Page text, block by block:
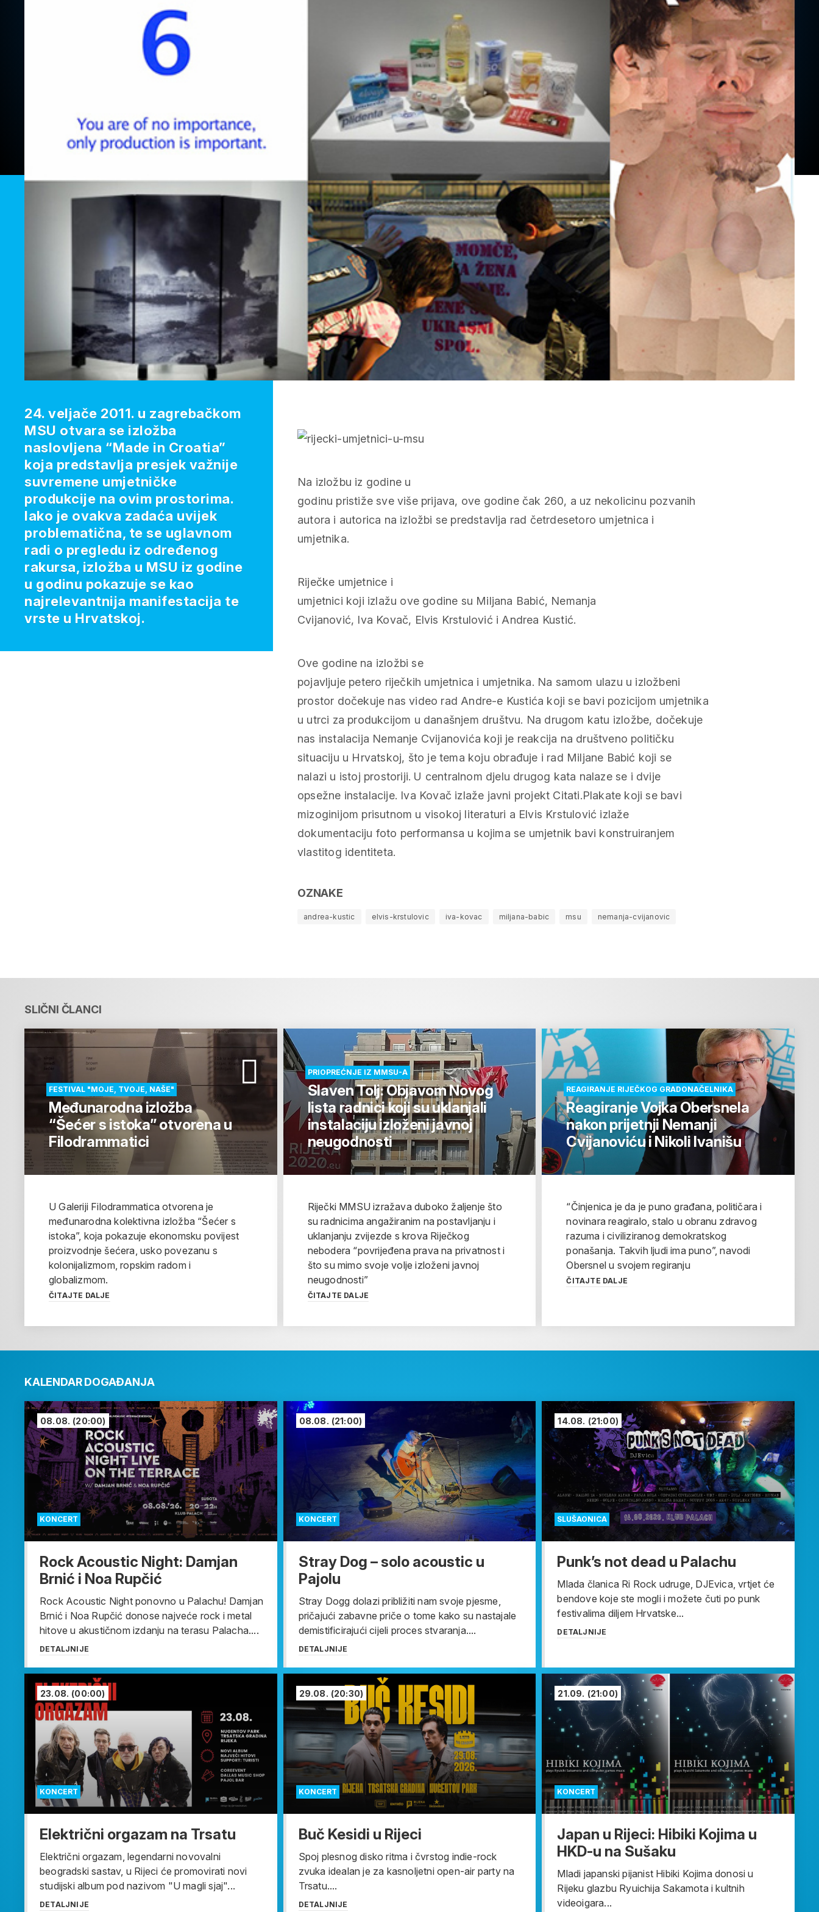
Na izložbu iz godine u
godinu pristiže sve više prijava, ove godine čak 260, a uz nekolicinu pozvanih
autora i autorica na izložbi se predstavlja rad četrdesetoro umjetnica i
umjetnika.
Riječke umjetnice i
umjetnici koji izlažu ove godine su Miljana Babić, Nemanja
Cvijanović, Iva Kovač, Elvis Krstulović i Andrea Kustić.
Ove godine na izložbi se
pojavljuje petero riječkih umjetnica i umjetnika. Na samom ulazu u izložbeni
prostor dočekuje nas video rad Andre-e Kustića koji se bavi pozicijom umjetnika
u utrci za produkcijom u današnjem društvu. Na drugom katu izložbe, dočekuje
nas instalacija Nemanje Cvijanovića koji je reakcija na društveno političku
situaciju u Hrvatskoj, što je tema koju obrađuje i rad Miljane Babić koji se
nalazi u istoj prostoriji. U centralnom djelu drugog kata nalaze se i dvije
opsežne instalacije. Iva Kovač izlaže javni projekt Citati.Plakate koji se bavi
mizoginijom prisutnom u visokoj literaturi a Elvis Krstulović izlaže
dokumentaciju foto performansa u kojima se umjetnik bavi konstruiranjem
vlastitog identiteta.
OZNAKE
andrea-kustic elvis-krstulovic iva-kovac miljana-babic msu nemanja-cvijanovic
24. veljače 2011. u zagrebačkom
MSU otvara se izložba
naslovljena “Made in Croatia”
koja predstavlja presjek važnije
suvremene umjetničke
produkcije na ovim prostorima.
Iako je ovakva zadaća uvijek
problematična, te se uglavnom
radi o pregledu iz određenog
rakursa, izložba u MSU iz godine
u godinu pokazuje se kao
najrelevantnija manifestacija te
vrste u Hrvatskoj.
SLIČNI ČLANCI
FESTIVAL "MOJE, TVOJE, NAŠE"
Međunarodna izložba
“Šećer s istoka” otvorena u
Filodrammatici
U Galeriji Filodrammatica otvorena je
međunarodna kolektivna izložba “Šećer s
istoka”, koja pokazuje ekonomsku povijest
proizvodnje šećera, usko povezanu s
kolonijalizmom, ropskim radom i
globalizmom.
ČITAJTE DALJE
PRIOPREĆNJE IZ MMSU-A
Slaven Tolj: Objavom Novog
lista radnici koji su uklanjali
instalaciju izloženi javnoj
neugodnosti
Riječki MMSU izražava duboko žaljenje što
su radnicima angažiranim na postavljanju i
uklanjanju zvijezde s krova Riječkog
nebodera “povrijeđena prava na privatnost i
što su mimo svoje volje izloženi javnoj
neugodnosti”
ČITAJTE DALJE
REAGIRANJE RIJEČKOG GRADONAČELNIKA
Reagiranje Vojka Obersnela
nakon prijetnji Nemanji
Cvijanoviću i Nikoli Ivanišu
“Činjenica je da je puno građana, političara i
novinara reagiralo, stalo u obranu zdravog
razuma i civiliziranog demokratskog
ponašanja. Takvih ljudi ima puno”, navodi
Obersnel u svojem regiranju
ČITAJTE DALJE
KALENDAR DOGAĐANJA
KONCERT
08.08. (20:00)
Rock Acoustic Night: Damjan
Brnić i Noa Rupčić
Rock Acoustic Night ponovno u Palachu! Damjan
Brnić i Noa Rupčić donose najveće rock i metal
hitove u akustičnom izdanju na terasu Palacha....
DETALJNIJE
KONCERT
08.08. (21:00)
Stray Dog – solo acoustic u
Pajolu
Stray Dogg dolazi približiti nam svoje pjesme,
pričajući zabavne priče o tome kako su nastajale
demistificirajući cijeli proces stvaranja....
DETALJNIJE
SLUŠAONICA
14.08. (21:00)
Punk’s not dead u Palachu
Mlada članica Ri Rock udruge, DJEvica, vrtjet će
bendove koje ste mogli i možete čuti po punk
festivalima diljem Hrvatske...
DETALJNIJE
KONCERT
23.08. (00:00)
Električni orgazam na Trsatu
Električni orgazam, legendarni novovalni
beogradski sastav, u Rijeci će promovirati novi
studijski album pod nazivom "U magli sjaj"...
DETALJNIJE
KONCERT
29.08. (20:30)
Buč Kesidi u Rijeci
Spoj plesnog disko ritma i čvrstog indie-rock
zvuka idealan je za kasnoljetni open-air party na
Trsatu....
DETALJNIJE
KONCERT
21.09. (21:00)
Japan u Rijeci: Hibiki Kojima u
HKD-u na Sušaku
Mladi japanski pijanist Hibiki Kojima donosi u
Rijeku glazbu Ryuichija Sakamota i kultnih
videoigara...